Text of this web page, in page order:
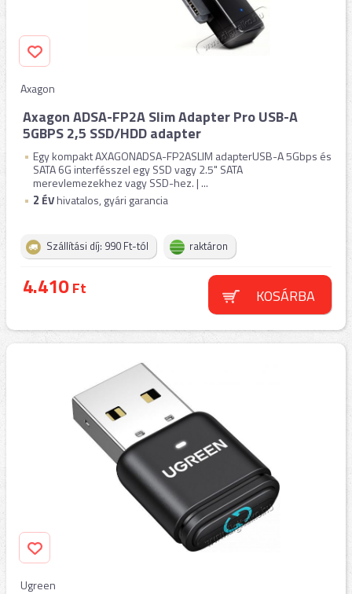
Axagon
Axagon ADSA-FP2A Slim Adapter Pro USB-A
5GBPS 2,5 SSD/HDD adapter
Egy kompakt AXAGONADSA-FP2ASLIM adapterUSB-A 5Gbps és
SATA 6G interfésszel egy SSD vagy 2.5" SATA
merevlemezekhez vagy SSD-hez. | ...
2 ÉVhivatalos, gyári garancia
Szállítási díj: 990 Ft-tól raktáron
4.410Ft KOSÁRBA
Ugreen